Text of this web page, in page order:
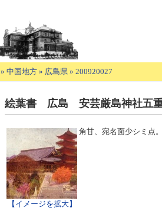
» 中国地方 » 広島県 » 200920027
品
の
明】
絵葉書 広島 安芸厳島神社五
【イメージを拡大】
角甘、宛名面少シミ点